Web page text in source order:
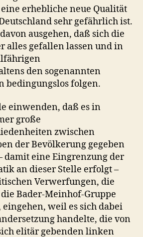
erhebliche neue Qualität
sehr gefährlich ist.
ausgehen, daß sich die
alles gefallen lassen und in
den sogenannten
bedingungslos folgen.
einwenden, daß es in
große
zwischen
der Bevölkerung gegeben
damit eine Eingrenzung der
an dieser Stelle erfolgt –
Verwerfungen, die
Bader-Meinhof-Gruppe
weil es sich dabei
handelte, die von
elitär gebenden linken